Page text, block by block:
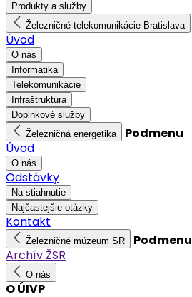
Produkty a služby
Železničné telekomunikácie Bratislava
Úvod
O nás
Informatika
Telekomunikácie
Infraštruktúra
Doplnkové služby
Železničná energetika
Podmenu
Úvod
O nás
Odstávky
Na stiahnutie
Najčastejšie otázky
Kontakt
Železničné múzeum SR
Podmenu
Archív ŽSR
O nás
O ÚIVP